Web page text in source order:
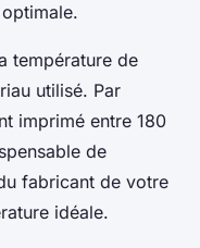
température de
utilisé. Par
imprimé entre 180
de
fabricant de votre
idéale.